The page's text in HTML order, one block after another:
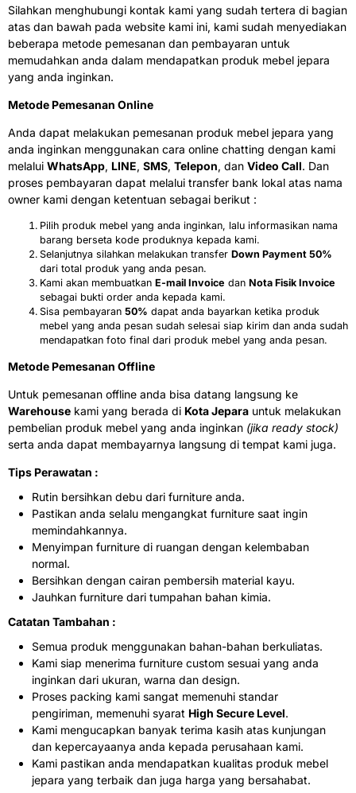
Silahkan menghubungi kontak kami yang sudah tertera di bagian
atas dan bawah pada website kami ini, kami sudah menyediakan
beberapa metode pemesanan dan pembayaran untuk
memudahkan anda dalam mendapatkan produk mebel jepara
yang anda inginkan.
Metode Pemesanan Online
Anda dapat melakukan pemesanan produk mebel jepara yang
anda inginkan menggunakan cara online chatting dengan kami
melalui WhatsApp, LINE, SMS, Telepon, dan Video Call. Dan
proses pembayaran dapat melalui transfer bank lokal atas nama
owner kami dengan ketentuan sebagai berikut :
Pilih produk mebel yang anda inginkan, lalu informasikan nama
barang berseta kode produknya kepada kami.
Selanjutnya silahkan melakukan transfer Down Payment 50%
dari total produk yang anda pesan.
Kami akan membuatkan E-mail Invoice dan Nota Fisik Invoice
sebagai bukti order anda kepada kami.
Sisa pembayaran 50% dapat anda bayarkan ketika produk
mebel yang anda pesan sudah selesai siap kirim dan anda sudah
mendapatkan foto final dari produk mebel yang anda pesan.
Metode Pemesanan Offline
Untuk pemesanan offline anda bisa datang langsung ke
Warehouse kami yang berada di Kota Jepara untuk melakukan
pembelian produk mebel yang anda inginkan (jika ready stock)
serta anda dapat membayarnya langsung di tempat kami juga.
Tips Perawatan :
Rutin bersihkan debu dari furniture anda.
Pastikan anda selalu mengangkat furniture saat ingin
memindahkannya.
Menyimpan furniture di ruangan dengan kelembaban
normal.
Bersihkan dengan cairan pembersih material kayu.
Jauhkan furniture dari tumpahan bahan kimia.
Catatan Tambahan :
Semua produk menggunakan bahan-bahan berkuliatas.
Kami siap menerima furniture custom sesuai yang anda
inginkan dari ukuran, warna dan design.
Proses packing kami sangat memenuhi standar
pengiriman, memenuhi syarat High Secure Level.
Kami mengucapkan banyak terima kasih atas kunjungan
dan kepercayaanya anda kepada perusahaan kami.
Kami pastikan anda mendapatkan kualitas produk mebel
jepara yang terbaik dan juga harga yang bersahabat.